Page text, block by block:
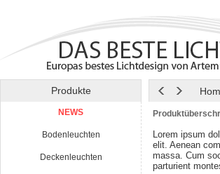
Produkte
NEWS
Bodenleuchten
Deckenleuchten
Lorem ipsum
elit. Aenean
massa. Cum
parturient